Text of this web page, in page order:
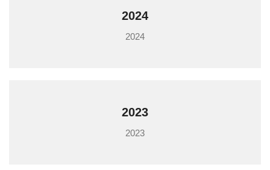
2024
2024
2023
2023